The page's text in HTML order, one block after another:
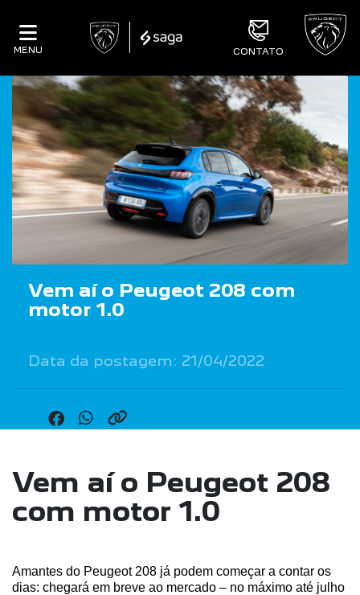
MENU CONTATO
Vem aí o Peugeot 208 com
motor 1.0
Data da postagem: 21/04/2022
Vem aí o Peugeot 208
com motor 1.0
Amantes do Peugeot 208 já podem começar a contar os
dias: chegará em breve ao mercado – no máximo até julho